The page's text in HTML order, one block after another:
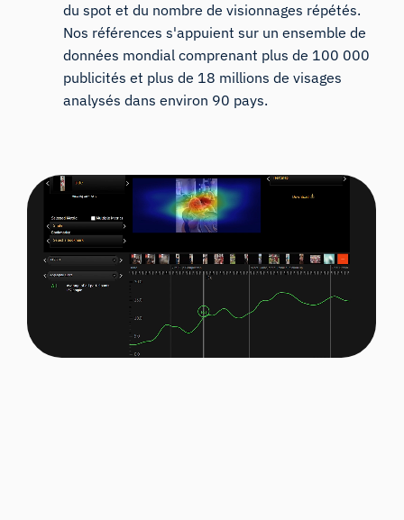
du spot et du nombre de visionnages répétés.
Nos références s'appuient sur un ensemble de
données mondial comprenant plus de 100 000
publicités et plus de 18 millions de visages
analysés dans environ 90 pays.